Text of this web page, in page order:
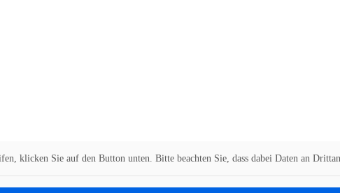
klicken Sie auf den Button unten. Bitte beachten Sie, dass dabei Daten an